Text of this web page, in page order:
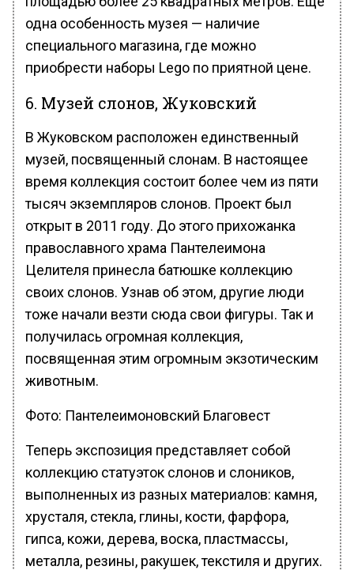
одна особенность музея — наличие
специального магазина, где можно
приобрести наборы Lego по приятной цене.
6. Музей слонов, Жуковский
В Жуковском расположен единственный
музей, посвященный слонам. В настоящее
время коллекция состоит более чем из пяти
тысяч экземпляров слонов. Проект был
открыт в 2011 году. До этого прихожанка
православного храма Пантелеимона
Целителя принесла батюшке коллекцию
своих слонов. Узнав об этом, другие люди
тоже начали везти сюда свои фигуры. Так и
получилась огромная коллекция,
посвященная этим огромным экзотическим
животным.
Фото: Пантелеимоновский Благовест
Теперь экспозиция представляет собой
коллекцию статуэток слонов и слоников,
выполненных из разных материалов: камня,
хрусталя, стекла, глины, кости, фарфора,
гипса, кожи, дерева, воска, пластмассы,
металла, резины, ракушек, текстиля и других.